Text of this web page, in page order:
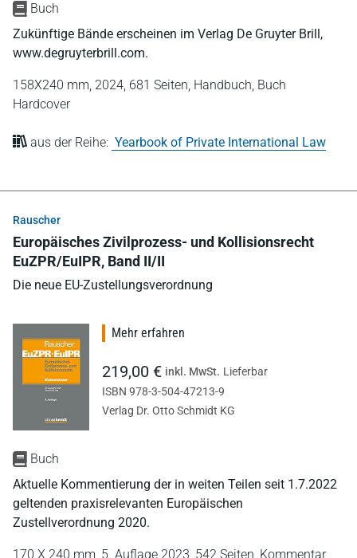
Buch
Zukünftige Bände erscheinen im Verlag De Gruyter Brill,
www.degruyterbrill.com.
158X240 mm, 2024, 681 Seiten, Handbuch, Buch
Hardcover
aus der Reihe: Yearbook of Private International Law
Rauscher
Europäisches Zivilprozess- und Kollisionsrecht
EuZPR/EuIPR, Band II/II
Die neue EU-Zustellungsverordnung
Buch
Aktuelle Kommentierung der in weiten Teilen seit 1.7.2022
geltenden praxisrelevanten Europäischen
Zustellverordnung 2020.
170 X 240 mm, 5. Auflage 2023, 542 Seiten, Kommentar,
Mehr erfahren
219,00 € inkl. MwSt. Lieferbar
ISBN 978-3-504-47213-9
Verlag Dr. Otto Schmidt KG